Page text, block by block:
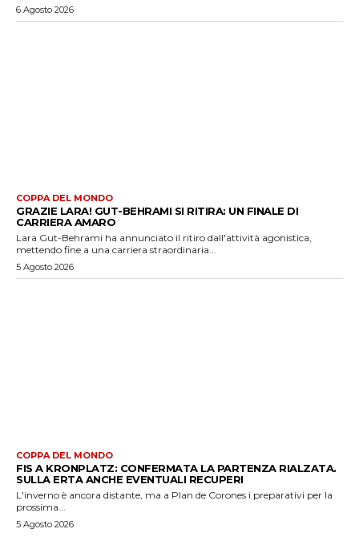
6 Agosto 2026
COPPA DEL MONDO
GRAZIE LARA! GUT-BEHRAMI SI RITIRA: UN FINALE DI
CARRIERA AMARO
Lara Gut-Behrami ha annunciato il ritiro dall'attività agonistica,
mettendo fine a una carriera straordinaria...
5 Agosto 2026
COPPA DEL MONDO
FIS A KRONPLATZ: CONFERMATA LA PARTENZA RIALZATA.
SULLA ERTA ANCHE EVENTUALI RECUPERI
L'inverno è ancora distante, ma a Plan de Corones i preparativi per la
prossima...
5 Agosto 2026